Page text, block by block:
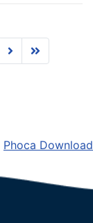
Phoca Download